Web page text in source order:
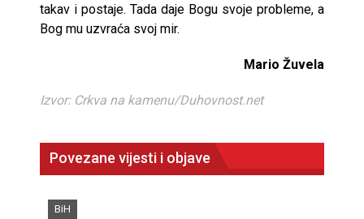
takav i postaje. Tada daje Bogu svoje probleme, a
Bog mu uzvraća svoj mir.
Mario Žuvela
Izvor: Crkva na kamenu/Duhovnost.net
Povezane vijesti i objave
BiH